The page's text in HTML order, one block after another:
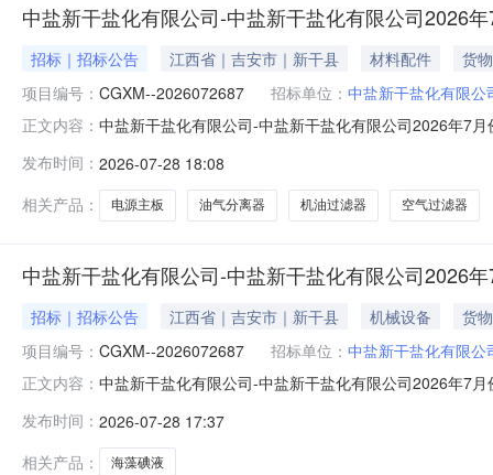
中盐新干盐化有限公司-中盐新干盐化有限公司2026
招标｜招标公告 江西省｜吉安市｜新干县 材料配件
货物
项目编号： CGXM--2026072687 招标单位： 中盐新干盐化有限公
正文内容： 中盐新干盐化有限公司-中盐新干盐化有限公司2026年7
205020201065-件2.0江西恩创314090799000005机油
发布时间： 2026-07-28 18:08
相关产品：
电源主板 油气分离器 机油过滤器 空气过滤器
中盐新干盐化有限公司-中盐新干盐化有限公司2026
招标｜招标公告 江西省｜吉安市｜新干县 机械设备
货物
项目编号： CGXM--2026072687 招标单位： 中盐新干盐化有限公
正文内容： 中盐新干盐化有限公司-中盐新干盐化有限公司2026年7
二、供应商资格条件（一）基本条件1.参与供应商必须是
发布时间： 2026-07-28 17:37
相关产品：
海藻碘液